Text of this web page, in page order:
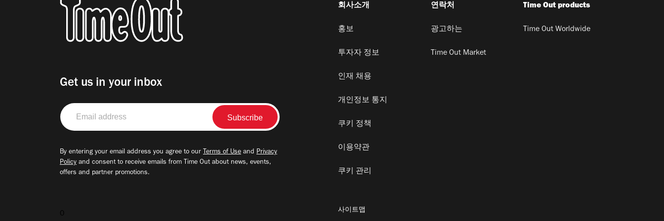
Get us in your inbox
Email
address
By entering your email address you agree to our Terms of Use and Privacy
Policy and consent to receive emails from Time Out about news, events,
offers and partner promotions.
0
회사소개
홍보
투자자 정보
인재 채용
개인정보 통지
쿠키 정책
이용약관
쿠키 관리
연락처
광고하는
Time Out Market
Time Out products
Time Out Worldwide
사이트맵